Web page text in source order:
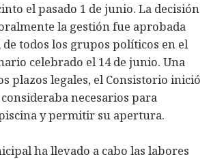
el pasado 1 de junio. La decisión
la gestión fue aprobada
todos los grupos políticos en el
celebrado el 14 de junio. Una
plazos legales, el Consistorio inició
necesarios para
y permitir su apertura.
ha llevado a cabo las labores